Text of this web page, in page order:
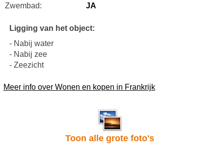
Zwembad:
JA
Ligging van het object:
- Nabij water
- Nabij zee
- Zeezicht
Meer info over Wonen en kopen in Frankrijk
Toon alle grote foto's